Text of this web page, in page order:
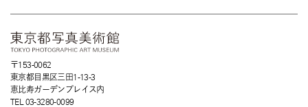
〒153-0062
東京都目黒区三田1-13-3
恵比寿ガーデンプレイス内
TEL 03-3280-0099